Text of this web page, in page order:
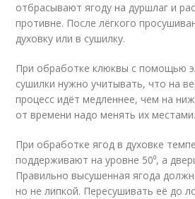
отбрасывают ягоду на дуршлаг и
противне. После лёгкого
духовку или в сушилку.
При обработке клюквы с помощью
сушилки нужно учитывать, что на
процесс идёт медленнее, чем на
от времени надо менять их местами.
При обработке ягод в духовке
поддерживают на уровне 50⁰, а
Правильно высушенная ягода
но не липкой. Пересушивать её до